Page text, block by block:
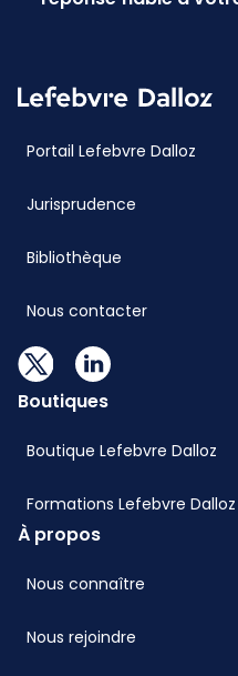
Portail Lefebvre Dalloz
Jurisprudence
Bibliothèque
Nous contacter
Boutiques
Boutique Lefebvre Dalloz
Formations Lefebvre Dalloz
À propos
Nous connaître
Nous rejoindre